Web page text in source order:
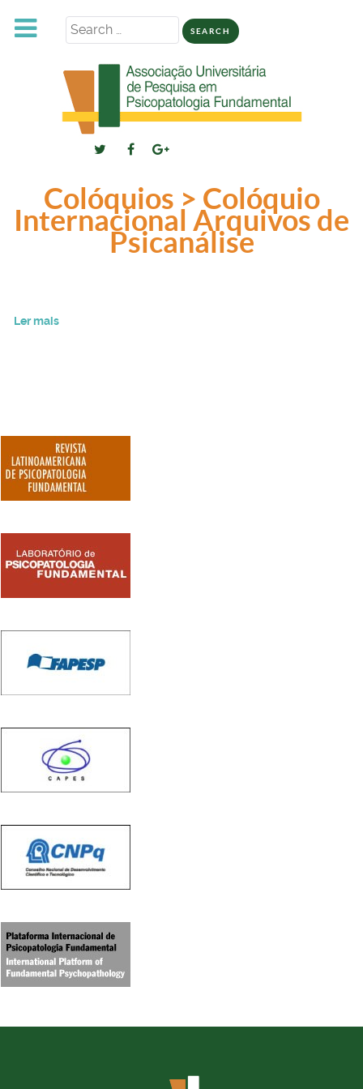
Search
Colóquios > Colóquio
Internacional Arquivos de
Psicanálise
Ler mais